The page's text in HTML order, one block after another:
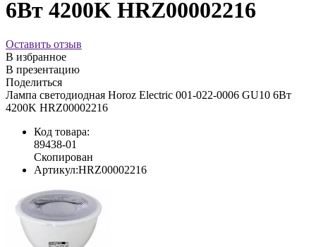
6Вт 4200K HRZ00002216
Оставить отзыв
В избранное
В презентацию
Поделиться
Лампа светодиодная Horoz Electric 001-022-0006 GU10 6Вт
4200K HRZ00002216
Код товара:
89438-01
Скопирован
Артикул:HRZ00002216